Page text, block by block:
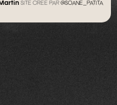
Martin SITE CRÉÉ PAR@SOANE_PATITA